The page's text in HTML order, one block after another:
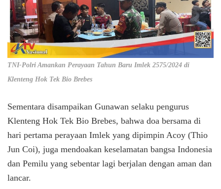
TNI-Polri Amankan Perayaan Tahun Baru Imlek 2575/2024 di
Klenteng Hok Tek Bio Brebes
Sementara disampaikan Gunawan selaku pengurus
Klenteng Hok Tek Bio Brebes, bahwa doa bersama di
hari pertama perayaan Imlek yang dipimpin Acoy (Thio
Jun Coi), juga mendoakan keselamatan bangsa Indonesia
dan Pemilu yang sebentar lagi berjalan dengan aman dan
lancar.